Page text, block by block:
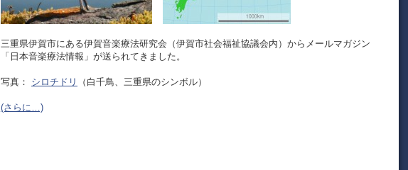
三重県伊賀市にある伊賀音楽療法研究会（伊賀市社会福祉協議会内）からメールマガジン
「日本音楽療法情報」が送られてきました。
写真： シロチドリ （白千鳥、三重県のシンボル）
(さらに…)